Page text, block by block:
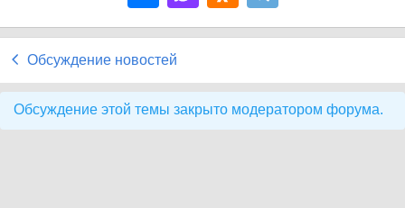
Обсуждение новостей
Обсуждение этой темы закрыто модератором форума.